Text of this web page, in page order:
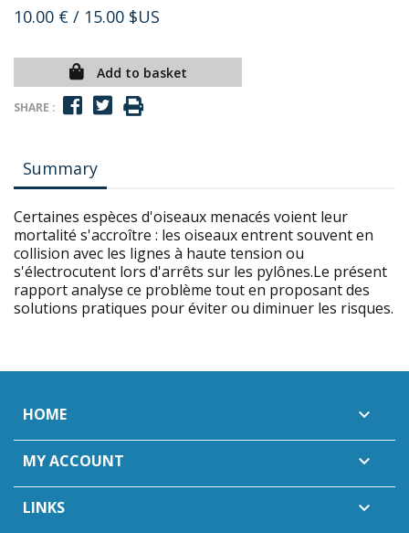
10.00 € / 15.00 $US
Add to basket
SHARE :
Summary
Certaines espèces d'oiseaux menacés voient leur
mortalité s'accroître : les oiseaux entrent souvent en
collision avec les lignes à haute tension ou
s'électrocutent lors d'arrêts sur les pylônes.Le présent
rapport analyse ce problème tout en proposant des
solutions pratiques pour éviter ou diminuer les risques.
HOME 
MY ACCOUNT 
LINKS 